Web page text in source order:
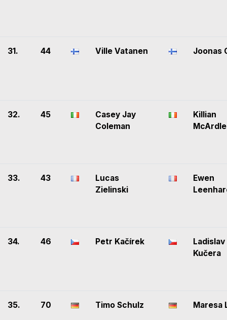
31. 44 Ville Vatanen Joonas
32. 45
Casey Jay
Coleman
Killian
McArdle
33. 43
Lucas
Zielinski
Ewen
34. 46 Petr Kačírek
Ladislav
Kučera
35. 70 Timo Schulz Maresa